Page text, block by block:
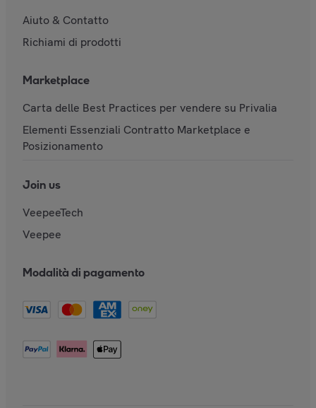
Aiuto & Contatto
Richiami di prodotti
Marketplace
Carta delle Best Practices per vendere su Privalia
Elementi Essenziali Contratto Marketplace e
Posizionamento
Join us
VeepeeTech
Veepee
Modalità di pagamento